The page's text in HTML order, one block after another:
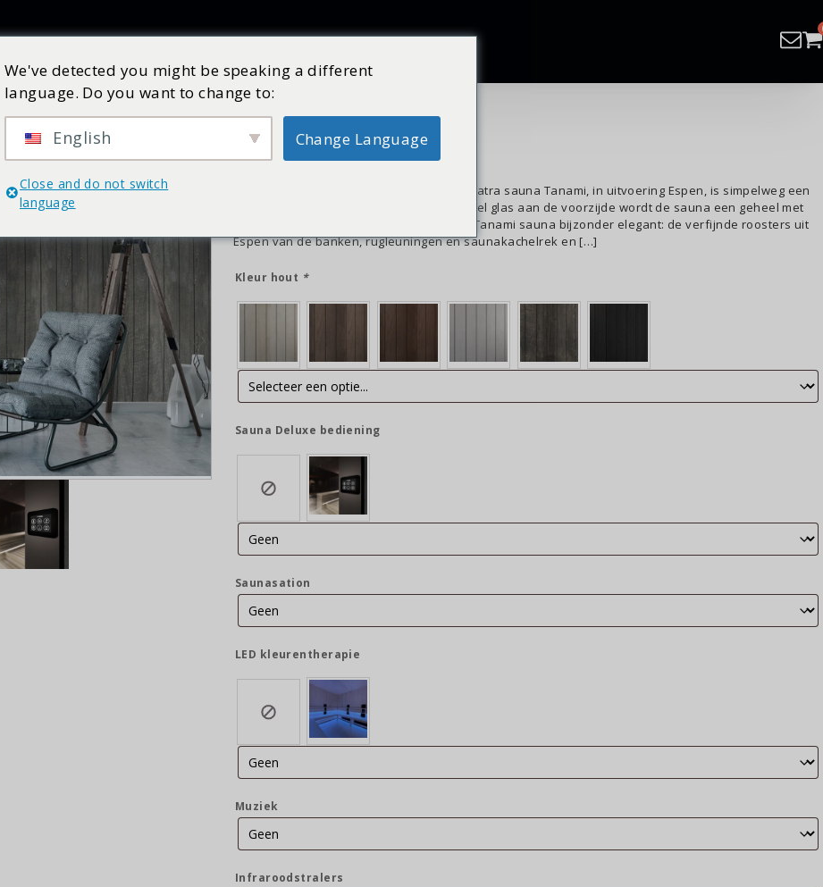
ProductenInspiratieCatalogusServiceShop
Tanami line | 160x125cm
Art nr:27600400 Op nabestelling
€7.209,30 incl. BTW
TANAMI LINE SAUNA | 160x125cm De Cleopatra sauna Tanami, in uitvoering Espen, is simpelweg een
lust voor het oog. Door het gebruik van veel glas aan de voorzijde wordt de sauna een geheel met
uw interieur. Meerdere details maken de Tanami sauna bijzonder elegant: de verfijnde roosters uit
Espen van de banken, rugleuningen en saunakachelrek en […]
Kleur hout *
Sauna Deluxe bediening
Saunasation
LED kleurentherapie
Muziek
Infraroodstralers
We've detected you might be speaking a different
language. Do you want to change to:
English Change Language
Close and do not switch
language